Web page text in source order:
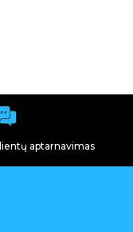
aptarnavimas